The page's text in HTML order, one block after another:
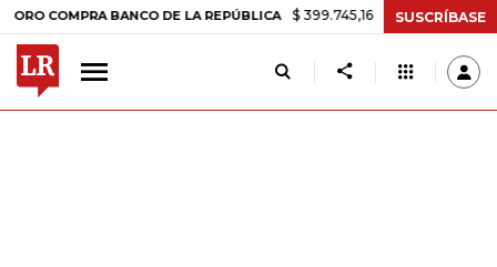
BANCO DE LA REPÚBLICA $ 399.745,16 +$ 2.295,71 +0,58%
SUSCRÍBASE